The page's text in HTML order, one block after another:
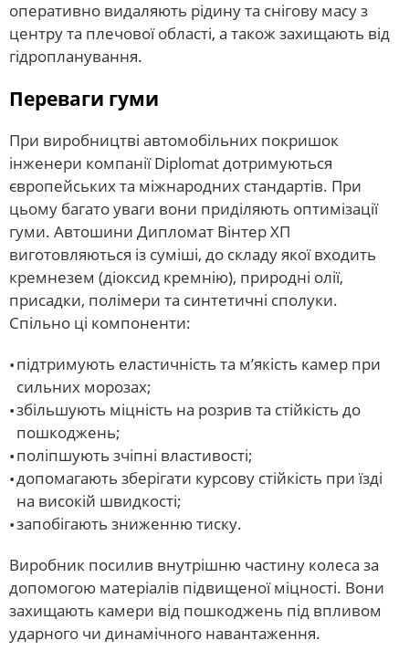
оперативно видаляють рідину та снігову масу з
центру та плечової області, а також захищають від
гідропланування.
Переваги гуми
При виробництві автомобільних покришок
інженери компанії Diplomat дотримуються
європейських та міжнародних стандартів. При
цьому багато уваги вони приділяють оптимізації
гуми. Автошини Дипломат Вінтер ХП
виготовляються із суміші, до складу якої входить
кремнезем (діоксид кремнію), природні олії,
присадки, полімери та синтетичні сполуки.
Спільно ці компоненти:
підтримують еластичність та м’якість камер при
сильних морозах;
збільшують міцність на розрив та стійкість до
пошкоджень;
поліпшують зчіпні властивості;
допомагають зберігати курсову стійкість при їзді
на високій швидкості;
запобігають зниженню тиску.
Виробник посилив внутрішню частину колеса за
допомогою матеріалів підвищеної міцності. Вони
захищають камери від пошкоджень під впливом
ударного чи динамічного навантаження.